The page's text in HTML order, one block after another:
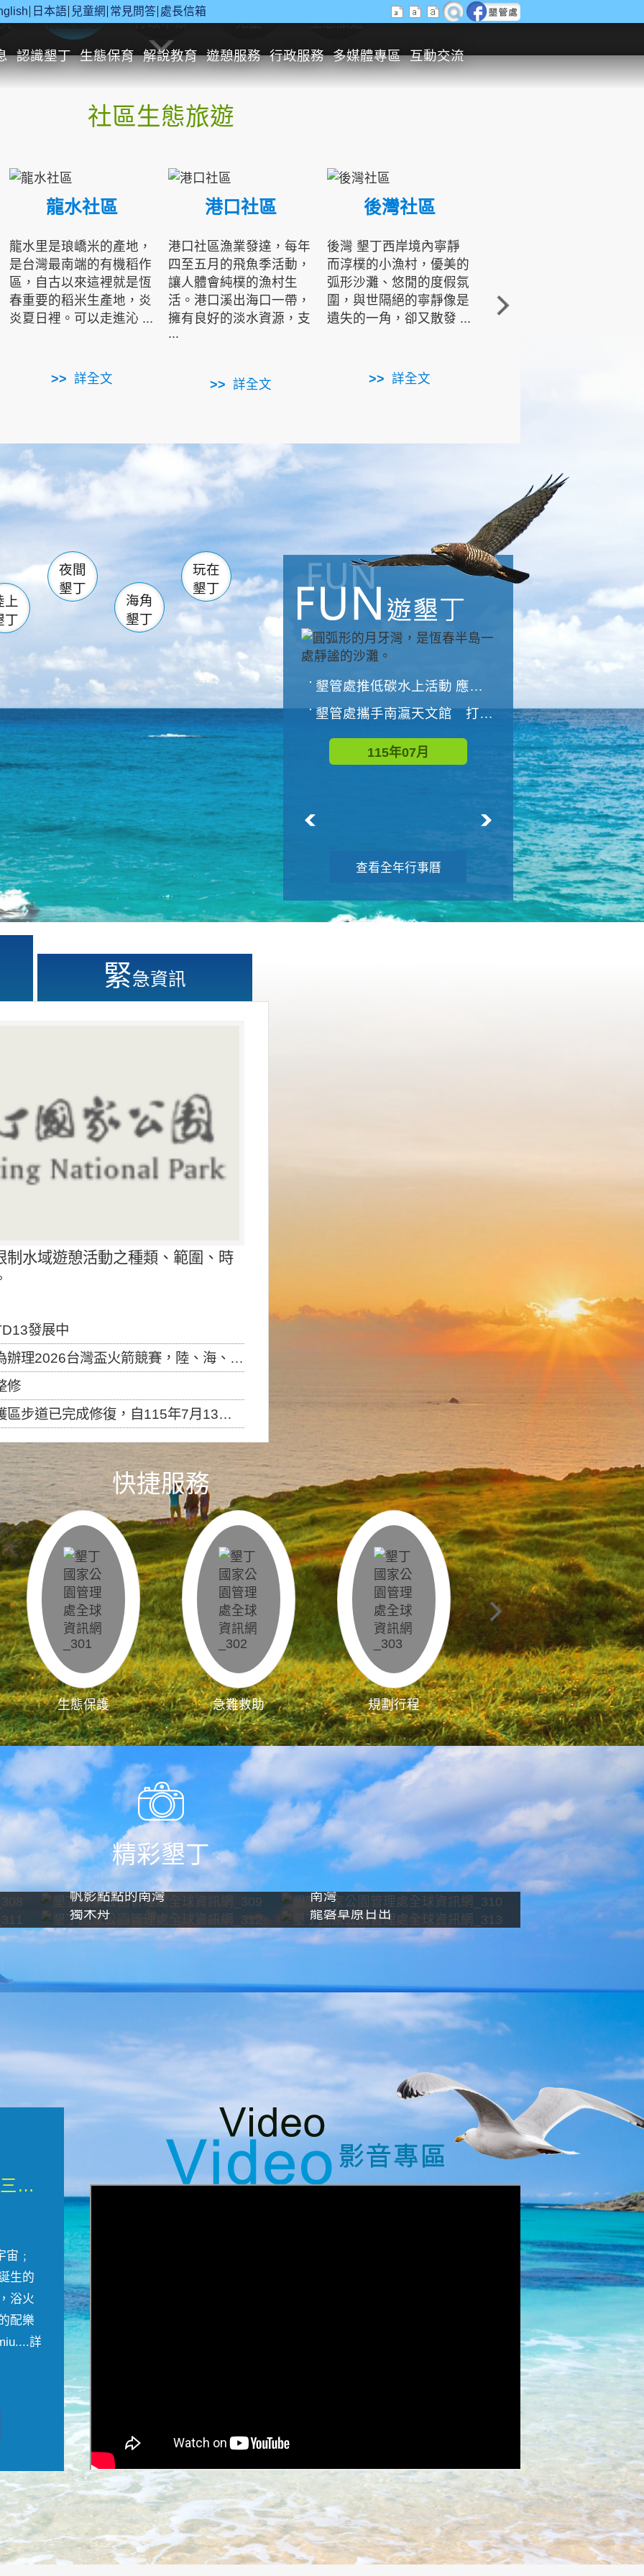
日本語 兒童網 常見問答 處長信箱
認識墾丁 生態保育 解說教育 遊憩服務 行政服務 多媒體專區 互動交流
休閒遊憩 行政申辦 兒童 生態旅遊
社區生態旅遊
龍水社區
龍水里是琅嶠米的產地，
是台灣最南端的有機稻作
區，自古以來這裡就是恆
春重要的稻米生產地，炎
炎夏日裡。可以走進沁 ...
詳全文
港口社區
港口社區漁業發達，每年
四至五月的飛魚季活動，
讓人體會純樸的漁村生
活。港口溪出海口一帶，
擁有良好的淡水資源，支
...
詳全文
後灣社區
後灣 墾丁西岸境內寧靜
而淳樸的小漁村，優美的
弧形沙灘、悠閒的度假氛
圍，與世隔絕的寧靜像是
遺失的一角，卻又散發 ...
詳全文
角的端點，冬季海浪拍打
著礁岸，旺盛的侵蝕作
南仁湖
滿州 佳樂水
森林遊樂區
墾管處遊客中心
社頂公園 風吹沙
船帆石 龍磐公園
香蕉灣 龍坑
鵝鑾鼻
上
丁
夜間
墾丁
海角
墾丁
玩在
墾丁
墾管處推低碳水上活動 應屆畢業生限額免費參加
墾管處攜手南瀛天文館 打造沉浸式天文探索營隊
115年07月
與國家公園有約-優游潮間
115年08月
查看全年行事曆
緊急資訊
水域遊憩活動之種類、範圍、時
發展中
盃火箭競賽，陸、海、空域警戒及協調相關事宜，因颱風備案事宜
修
，自115年7月13日（星期一）起恢復開放入園，歡迎民眾依規定申請入園....
快捷服務
生態保護 急難救助 規劃行程 影像直播
精彩墾丁
帆影點點的南灣
南灣
獨木舟
龍磐草原日出
微觀墾丁三部曲 重生....
﹔
生的
浴火
配樂
詳